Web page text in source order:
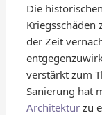
Die
der Zeit
verstärkt zum
Sanierung hat
Architektur zu